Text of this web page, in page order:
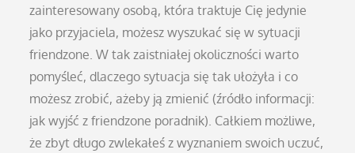
zainteresowany osobą, która traktuje Cię jedynie
jako przyjaciela, możesz wyszukać się w sytuacji
friendzone. W tak zaistniałej okoliczności warto
pomyśleć, dlaczego sytuacja się tak ułożyła i co
możesz zrobić, ażeby ją zmienić (źródło informacji:
jak wyjść z friendzone poradnik). Całkiem możliwe,
że zbyt długo zwlekałeś z wyznaniem swoich uczuć,